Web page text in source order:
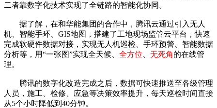
二者靠数字化技术实现了全链路的智能化协同。
据了解，在和华能集团的合作中，腾讯云通过引入无人
机、智能手环、GIS地图，搭建了工地现场监管云平台，快速
完成软硬件数据对接，实现无人机巡检、手环预警、智能数据
分析等，用“一张图”实现全天候、 全方位 无死角的在线管
理。
腾讯的数字化改造完成之后，数据可快速推送至各级管理
人员，施工、检修、应急等决策效率提升，每天巡检时间直接
从5个小时降低到40分钟。